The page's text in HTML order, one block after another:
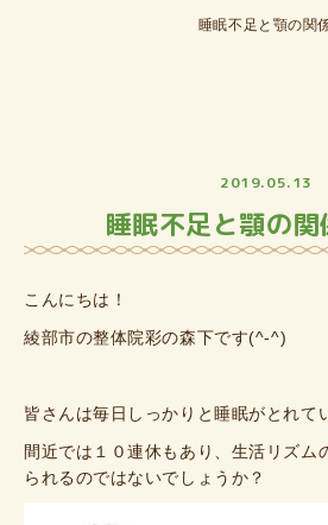
睡眠不足と顎の関
2019.05.13
睡眠不足と顎の
こんにちは！
綾部市の整体院彩の森下です(^-^)
皆さんは毎日しっかりと睡眠がとれて
間近では１０連休もあり、生活リズム
られるのではないでしょうか？